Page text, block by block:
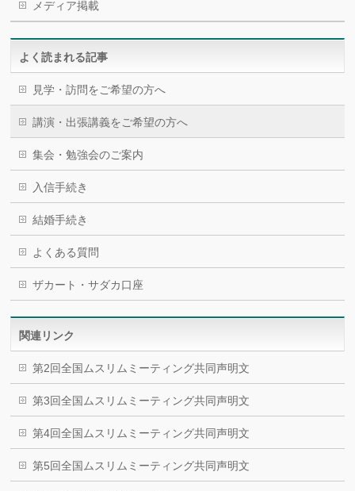
メディア掲載
よく読まれる記事
見学・訪問をご希望の方へ
講演・出張講義をご希望の方へ
集会・勉強会のご案内
入信手続き
結婚手続き
よくある質問
ザカート・サダカ口座
関連リンク
第2回全国ムスリムミーティング共同声明文
第3回全国ムスリムミーティング共同声明文
第4回全国ムスリムミーティング共同声明文
第5回全国ムスリムミーティング共同声明文